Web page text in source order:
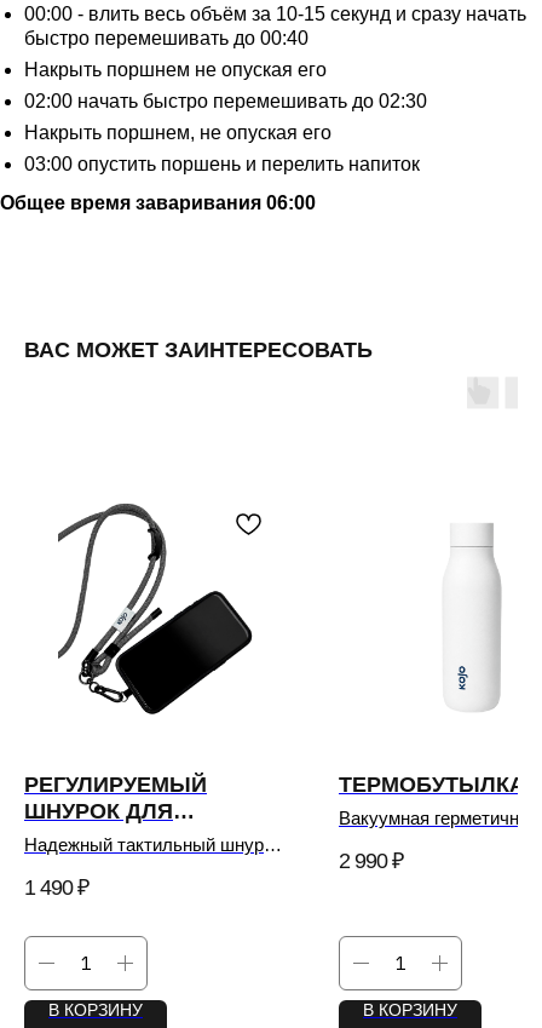
00:00 - влить весь объём за 10-15 секунд и сразу начать
быстро перемешивать до 00:40
Накрыть поршнем не опуская его
02:00 начать быстро перемешивать до 02:30
Накрыть поршнем, не опуская его
03:00 опустить поршень и перелить напиток
Общее время заваривания 06:00
ВАС МОЖЕТ ЗАИНТЕРЕСОВАТЬ
РЕГУЛИРУЕМЫЙ
ШНУРОК ДЛЯ
ТЕЛЕФОНА KOJO
Надежный тактильный шнурок
1 490 ₽
В КОРЗИНУ
ТЕРМОБУТЫЛКА
Вакуумная герметичная
2 990 ₽
В КОРЗИНУ
Политика обработки персональных данных
+7 800 234 2882
телефон
info@kojocoffee.ru
мы в соцсетях
e-mail